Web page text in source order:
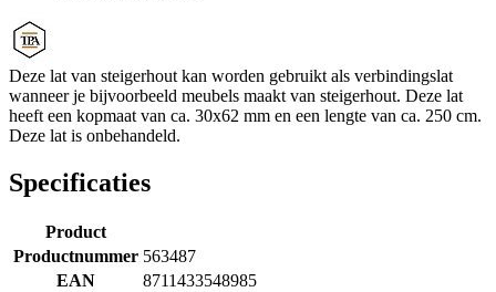
Deze lat van steigerhout kan worden gebruikt als verbindingslat
wanneer je bijvoorbeeld meubels maakt van steigerhout. Deze lat
heeft een kopmaat van ca. 30x62 mm en een lengte van ca. 250 cm.
Deze lat is onbehandeld.
Specificaties
Product
Productnummer 563487
EAN
8711433548985